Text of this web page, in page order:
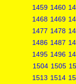
1459 1460
1468 1469
1477 1478
1486 1487
1495 1496
1504 1505
1513 1514